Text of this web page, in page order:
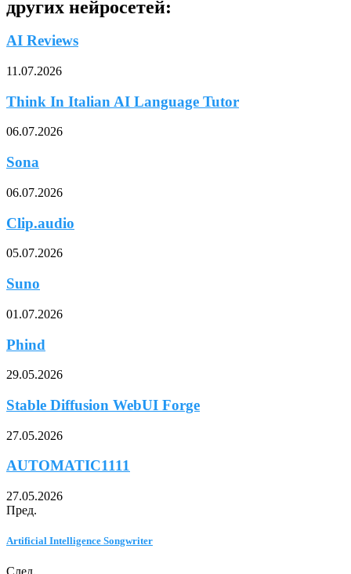
других нейросетей:
AI Reviews
11.07.2026
Think In Italian AI Language Tutor
06.07.2026
Sona
06.07.2026
Clip.audio
05.07.2026
Suno
01.07.2026
Phind
29.05.2026
Stable Diffusion WebUI Forge
27.05.2026
AUTOMATIC1111
27.05.2026
Пред.
Artificial Intelligence Songwriter